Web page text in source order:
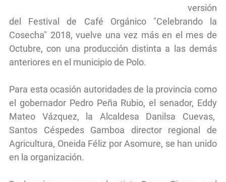
versión
del Festival de Café Orgánico "Celebrando la
Cosecha" 2018, vuelve una vez más en el mes de
Octubre, con una producción distinta a las demás
anteriores en el municipio de Polo.
Para esta ocasión autoridades de la provincia como
el gobernador Pedro Peña Rubio, el senador, Eddy
Mateo Vázquez, la Alcaldesa Danilsa Cuevas,
Santos Céspedes Gamboa director regional de
Agricultura, Oneida Féliz por Asomure, se han unido
en la organización.